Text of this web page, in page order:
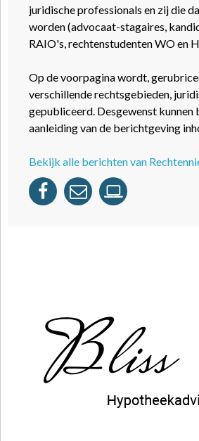
juridische professionals en zij die
worden (advocaat-stagaires,
RAIO's, rechtenstudenten WO en
Op de voorpagina wordt,
verschillende rechtsgebieden,
gepubliceerd. Desgewenst kunnen
aanleiding van de berichtgeving
Bekijk alle berichten van